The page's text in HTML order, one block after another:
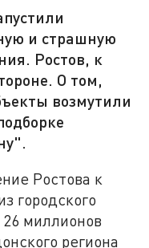
и страшную
Ростов, к
О том,
возмутили
Ростова к
городского
миллионов
региона